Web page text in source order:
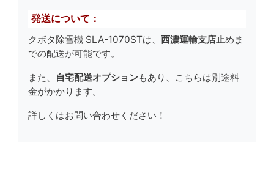
発送について：
クボタ除雪機 SLA-1070STは、 西濃運輸支店止めま
での配送が可能です。
また、 自宅配送オプションもあり、こちらは別途料
金がかかります。
詳しくはお問い合わせください！